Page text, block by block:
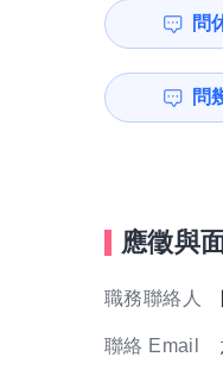
問
問
應徵與
職務聯絡人
聯絡 Email